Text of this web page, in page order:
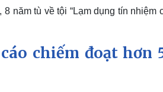
năm tù về tội “Lạm dụng tín nhiệm
chiếm đoạt hơn